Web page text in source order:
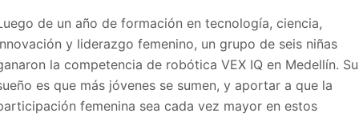
de un año de formación en tecnología, ciencia,
y liderazgo femenino, un grupo de seis niñas
la competencia de robótica VEX IQ en Medellín. Su
es que más jóvenes se sumen, y aportar a que la
femenina sea cada vez mayor en estos